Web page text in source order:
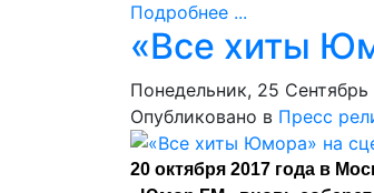
Подробнее ...
«Все хиты
Понедельник, 25 Сентябрь
Опубликовано в Пресс
20 октября 2017 года в